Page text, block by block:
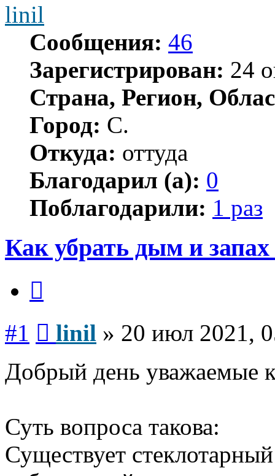
linil
Сообщения: 46
Зарегистрирован: 24
Страна, Регион,
Город: С.
Откуда: оттуда
Благодарил (а): 0
Поблагодарили: 1 раз
Как убрать дым и
#1 linil » 20 июл 2021,
Добрый день уважаемые
Суть вопроса такова:
Существует